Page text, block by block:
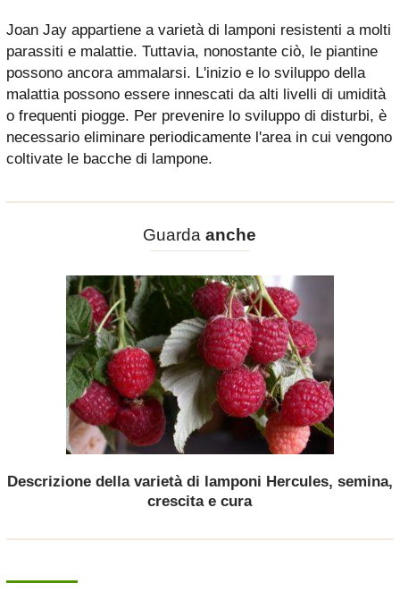
Joan Jay appartiene a varietà di lamponi resistenti a molti
parassiti e malattie. Tuttavia, nonostante ciò, le piantine
possono ancora ammalarsi. L'inizio e lo sviluppo della
malattia possono essere innescati da alti livelli di umidità
o frequenti piogge. Per prevenire lo sviluppo di disturbi, è
necessario eliminare periodicamente l'area in cui vengono
coltivate le bacche di lampone.
Guardaanche
Descrizione della varietà di lamponi Hercules, semina,
crescita e cura